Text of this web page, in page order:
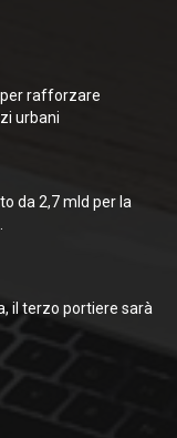
per rafforzare
urbani
da 2,7 mld per la
il terzo portiere sarà